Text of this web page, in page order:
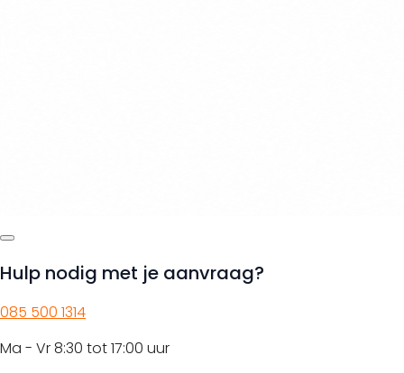
Hulp nodig met je aanvraag?
085 500 1314
Ma - Vr 8:30 tot 17:00 uur